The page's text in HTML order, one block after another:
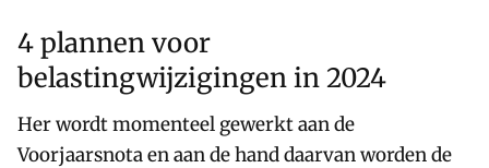
4 plannen voor
belastingwijzigingen in 2024
Her wordt momenteel gewerkt aan de
Voorjaarsnota en aan de hand daarvan worden de